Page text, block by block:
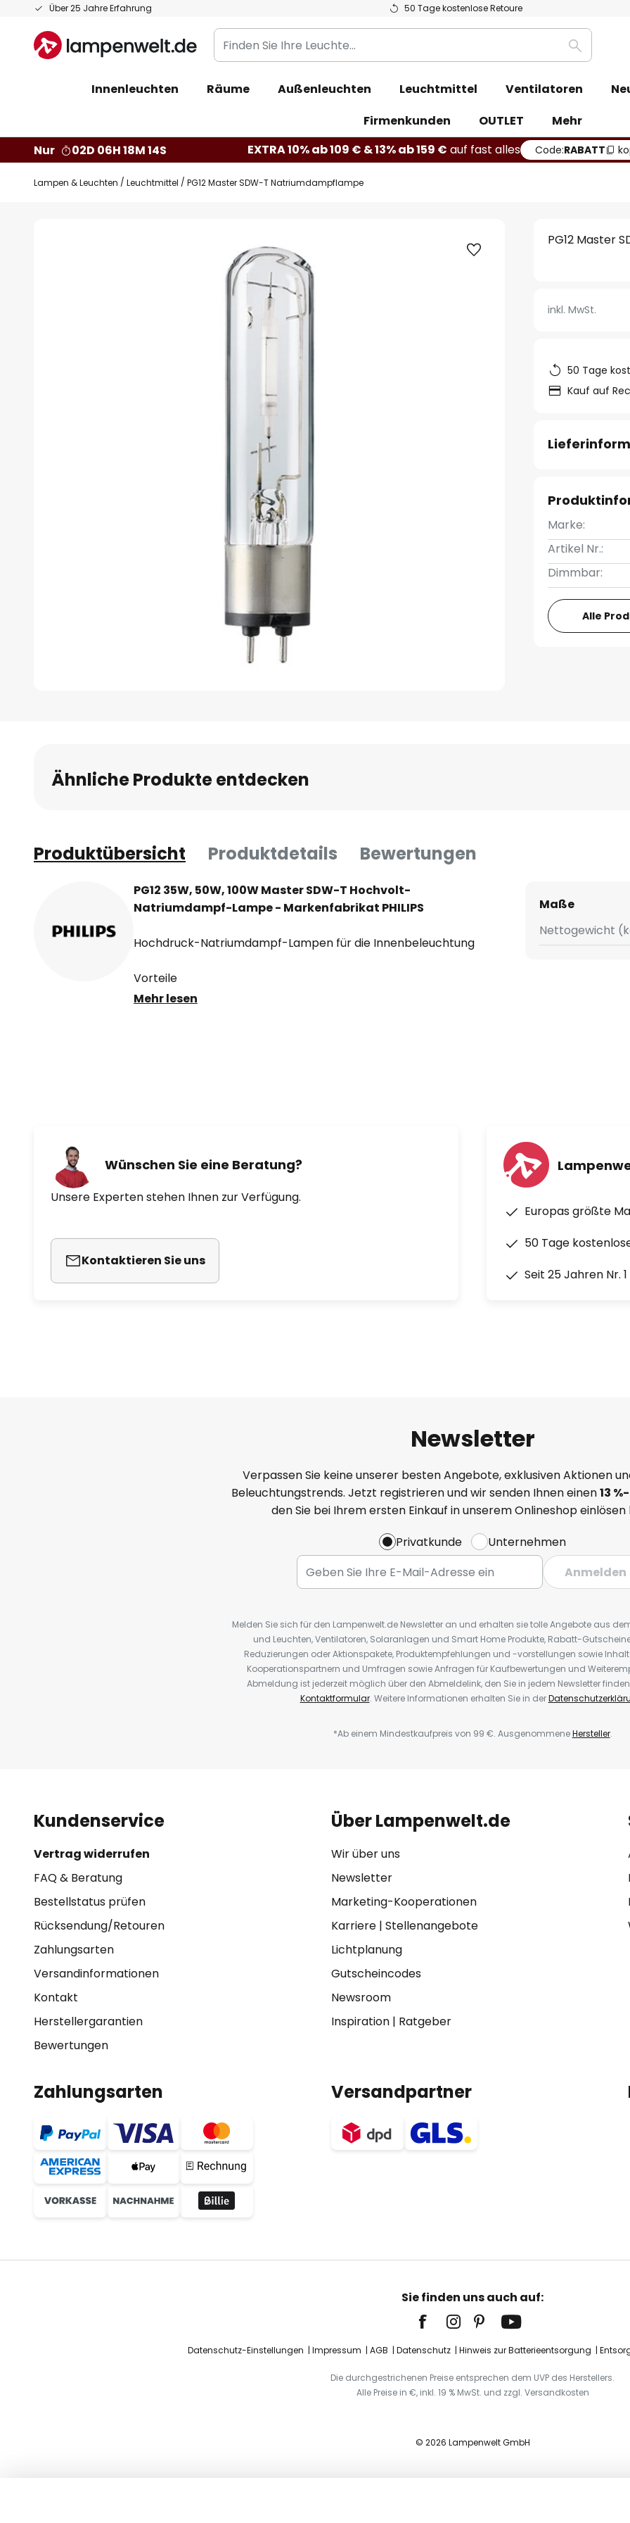
Über 25 Jahre Erfahrung 50 Tage kostenlose Retoure
Zum
springen
Finden
Sie
Leuchte...
Suche
Innenleuchten Räume Außenleuchten Leuchtmittel Ventilatoren
Firmenkunden
OUTLET
Mehr
Nur
02D 06H 18M 13S EXTRA 10% ab 109 € & 13% ab 159 € auf fast alles Code:RABATT
Lampen & Leuchten Leuchtmittel PG12 Master SDW-T Natriumdampflampe
Bildgalerie
springen
PG12 Master
inkl. MwSt.
50 Tage
Kauf auf
Marke:
Artikel Nr.:
Dimmbar:
Alle
Ähnliche Produkte entdecken
Produktübersicht Produktdetails Bewertungen
PG12 35W, 50W, 100W Master SDW-T Hochvolt-
Natriumdampf-Lampe - Markenfabrikat PHILIPS
Hochdruck-Natriumdampf-Lampen für die Innenbeleuchtung
Vorteile
- Lampendesign für den Einsatz in Leuchten zur Akzent- und
Allgemeinbeleuchtung
- Geeignet für den Betrieb in offenen Leuchten
Mehr lesen
Maße
Nettogewicht
Wünschen Sie eine Beratung?
Unsere Experten stehen Ihnen zur Verfügung.
Kontaktieren Sie uns
Europas größte
50 Tage
Seit 25 Jahren Nr.
Newsletter
Verpassen Sie keine unserer besten Angebote, exklusiven Aktionen
Beleuchtungstrends. Jetzt registrieren und wir senden Ihnen einen13 %-
den Sie bei Ihrem ersten Einkauf in unserem Onlineshop einlösen
Privatkunde
Unternehmen
Anmelden
Melden Sie sich für den Lampenwelt.de Newsletter an und erhalten sie tolle Angebote aus
und Leuchten, Ventilatoren, Solaranlagen und Smart Home Produkte, Rabatt-
Reduzierungen oder Aktionspakete, Produktempfehlungen und -vorstellungen sowie
Kooperationspartnern und Umfragen sowie Anfragen für Kaufbewertungen und
Abmeldung ist jederzeit möglich über den Abmeldelink, den Sie in jedem Newsletter
Kontaktformular. Weitere Informationen erhalten Sie in der
*Ab einem Mindestkaufpreis von 99 €. AusgenommeneHersteller.
Kundenservice
Vertrag widerrufen
FAQ & Beratung
Bestellstatus prüfen
Rücksendung/Retouren
Zahlungsarten
Versandinformationen
Kontakt
Herstellergarantien
Bewertungen
Über Lampenwelt.de
Wir über uns
Newsletter
Marketing-Kooperationen
Karriere| Stellenangebote
Lichtplanung
Gutscheincodes
Newsroom
Inspiration| Ratgeber
Zahlungsarten Versandpartner
Sie finden uns auch auf:
Datenschutz-Einstellungen Impressum AGB Datenschutz Hinweis zur Batterieentsorgung
Die durchgestrichenen Preise entsprechen dem UVP des Herstellers.
Alle Preise in €, inkl. 19 % MwSt. und zzgl. Versandkosten
© 2026 Lampenwelt GmbH